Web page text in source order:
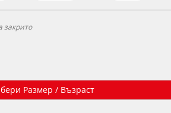
закрито
Избери Размер / Възраст